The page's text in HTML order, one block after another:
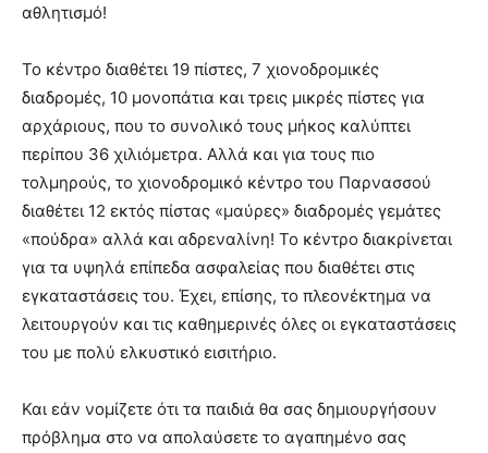
αθλητισμό!
Το κέντρο διαθέτει 19 πίστες, 7 χιονοδρομικές
διαδρομές, 10 μονοπάτια και τρεις μικρές πίστες για
αρχάριους, που το συνολικό τους μήκος καλύπτει
περίπου 36 χιλιόμετρα. Αλλά και για τους πιο
τολμηρούς, το χιονοδρομικό κέντρο του Παρνασσού
διαθέτει 12 εκτός πίστας «μαύρες» διαδρομές γεμάτες
«πούδρα» αλλά και αδρεναλίνη! Το κέντρο διακρίνεται
για τα υψηλά επίπεδα ασφαλείας που διαθέτει στις
εγκαταστάσεις του. Έχει, επίσης, το πλεονέκτημα να
λειτουργούν και τις καθημερινές όλες οι εγκαταστάσεις
του με πολύ ελκυστικό εισιτήριο.
Και εάν νομίζετε ότι τα παιδιά θα σας δημιουργήσουν
πρόβλημα στο να απολαύσετε το αγαπημένο σας